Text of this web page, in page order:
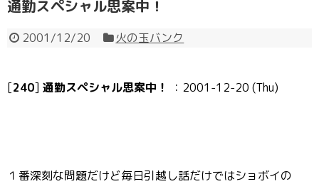
通勤スペシャル思案中！
2001/12/20 火の玉バンク
[240] 通勤スペシャル思案中！ ：2001-12-20 (Thu)
１番深刻な問題だけど毎日引越し話だけではショボイの